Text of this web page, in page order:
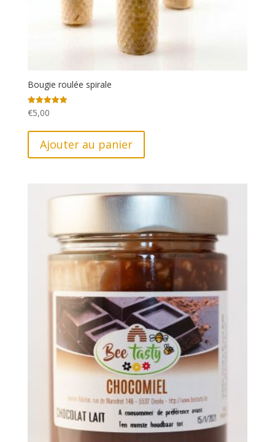
Bougie roulée spirale
Note
5.00
€5,00
Ajouter au panier